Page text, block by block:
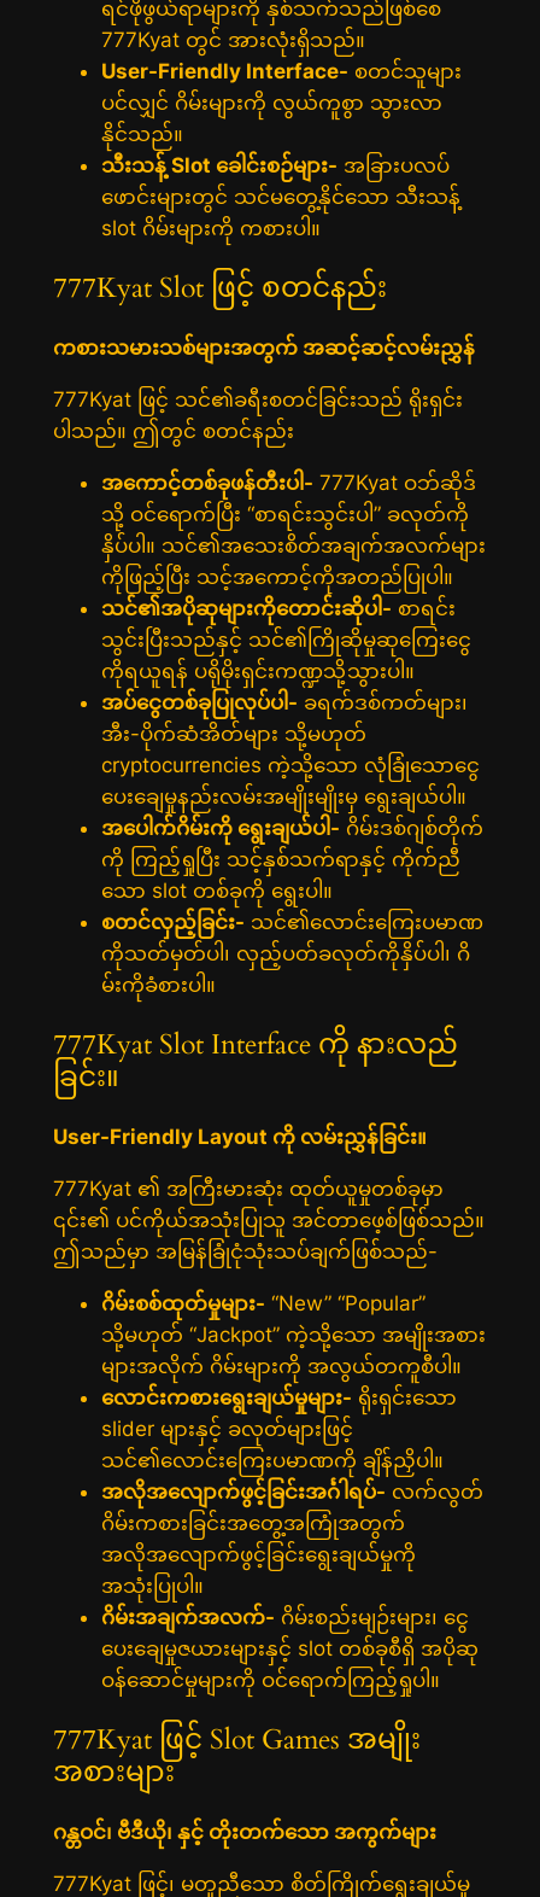
ရင်ဖိုဖွယ်ရာများကို နှစ်သက်သည်ဖြစ်စေ
777Kyat တွင် အားလုံးရှိသည်။
User-Friendly Interface- စတင်သူများ
ပင်လျှင် ဂိမ်းများကို လွယ်ကူစွာ သွားလာ
နိုင်သည်။
သီးသန့် Slot ခေါင်းစဉ်များ- အခြားပလပ်
ဖောင်းများတွင် သင်မတွေ့နိုင်သော သီးသန့်
slot ဂိမ်းများကို ကစားပါ။
777Kyat Slot ဖြင့် စတင်နည်း
ကစားသမားသစ်များအတွက် အဆင့်ဆင့်လမ်းညွှန်
777Kyat ဖြင့် သင်၏ခရီးစတင်ခြင်းသည် ရိုးရှင်း
ပါသည်။ ဤတွင် စတင်နည်း
အကောင့်တစ်ခုဖန်တီးပါ- 777Kyat ဝဘ်ဆိုဒ်
သို့ ဝင်ရောက်ပြီး “စာရင်းသွင်းပါ” ခလုတ်ကို
နှိပ်ပါ။ သင်၏အသေးစိတ်အချက်အလက်များ
ကိုဖြည့်ပြီး သင့်အကောင့်ကိုအတည်ပြုပါ။
သင်၏အပိုဆုများကိုတောင်းဆိုပါ- စာရင်း
သွင်းပြီးသည်နှင့် သင်၏ကြိုဆိုမှုဆုကြေးငွေ
ကိုရယူရန် ပရိုမိုးရှင်းကဏ္ဍသို့သွားပါ။
အပ်ငွေတစ်ခုပြုလုပ်ပါ- ခရက်ဒစ်ကတ်များ၊
အီး-ပိုက်ဆံအိတ်များ သို့မဟုတ်
cryptocurrencies ကဲ့သို့သော လုံခြုံသောငွေ
ပေးချေမှုနည်းလမ်းအမျိုးမျိုးမှ ရွေးချယ်ပါ။
အပေါက်ဂိမ်းကို ရွေးချယ်ပါ- ဂိမ်းဒစ်ဂျစ်တိုက်
ကို ကြည့်ရှုပြီး သင့်နှစ်သက်ရာနှင့် ကိုက်ညီ
သော slot တစ်ခုကို ရွေးပါ။
စတင်လှည့်ခြင်း- သင်၏လောင်းကြေးပမာဏ
ကိုသတ်မှတ်ပါ၊ လှည့်ပတ်ခလုတ်ကိုနှိပ်ပါ၊ ဂိ
မ်းကိုခံစားပါ။
777Kyat Slot Interface ကို နားလည်
ခြင်း။
User-Friendly Layout ကို လမ်းညွှန်ခြင်း။
777Kyat ၏ အကြီးမားဆုံး ထုတ်ယူမှုတစ်ခုမှာ
၎င်း၏ ပင်ကိုယ်အသုံးပြုသူ အင်တာဖေ့စ်ဖြစ်သည်။
ဤသည်မှာ အမြန်ခြုံငုံသုံးသပ်ချက်ဖြစ်သည်-
ဂိမ်းစစ်ထုတ်မှုများ- “New” “Popular”
သို့မဟုတ် “Jackpot” ကဲ့သို့သော အမျိုးအစား
များအလိုက် ဂိမ်းများကို အလွယ်တကူစီပါ။
လောင်းကစားရွေးချယ်မှုများ- ရိုးရှင်းသော
slider များနှင့် ခလုတ်များဖြင့်
သင်၏လောင်းကြေးပမာဏကို ချိန်ညှိပါ။
အလိုအလျောက်ဖွင့်ခြင်းအင်္ဂါရပ်- လက်လွတ်
ဂိမ်းကစားခြင်းအတွေ့အကြုံအတွက်
အလိုအလျောက်ဖွင့်ခြင်းရွေးချယ်မှုကို
အသုံးပြုပါ။
ဂိမ်းအချက်အလက်- ဂိမ်းစည်းမျဉ်းများ၊ ငွေ
ပေးချေမှုဇယားများနှင့် slot တစ်ခုစီရှိ အပိုဆု
ဝန်ဆောင်မှုများကို ဝင်ရောက်ကြည့်ရှုပါ။
777Kyat ဖြင့် Slot Games အမျိုး
အစားများ
ဂန္တဝင်၊ ဗီဒီယို၊ နှင့် တိုးတက်သော အကွက်များ
777Kyat ဖြင့်၊ မတူညီသော စိတ်ကြိုက်ရွေးချယ်မှု